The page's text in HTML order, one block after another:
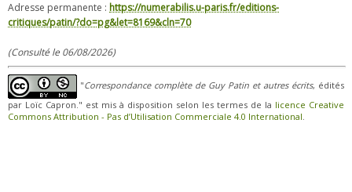
Adresse permanente : https://numerabilis.u-paris.fr/editions-
critiques/patin/?do=pg&let=8169&cln=70
(Consulté le 06/08/2026)
"Correspondance complète de Guy Patin et autres écrits, édités
par Loïc Capron." est mis à disposition selon les termes de la licence Creative
Commons Attribution - Pas d’Utilisation Commerciale 4.0 International.